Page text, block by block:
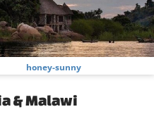
honey-sunny
& Malawi